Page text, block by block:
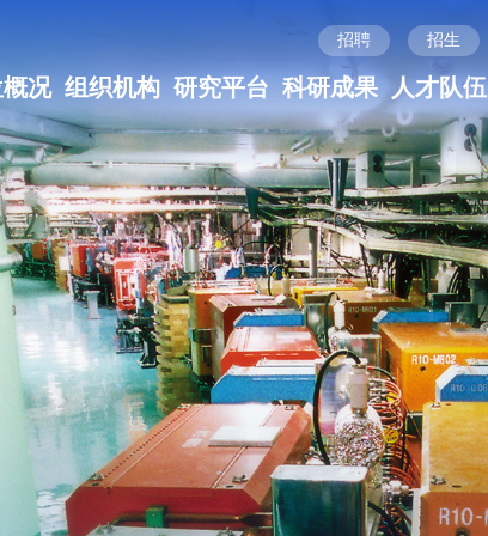
招聘 招生
况 组织机构 研究平台 科研成果 人才队伍